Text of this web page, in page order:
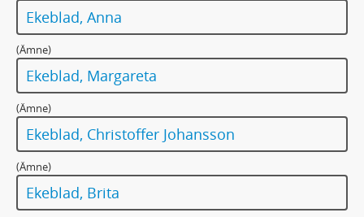
Ekeblad, Anna
(Ämne)
Ekeblad, Margareta
(Ämne)
Ekeblad, Christoffer Johansson
(Ämne)
Ekeblad, Brita